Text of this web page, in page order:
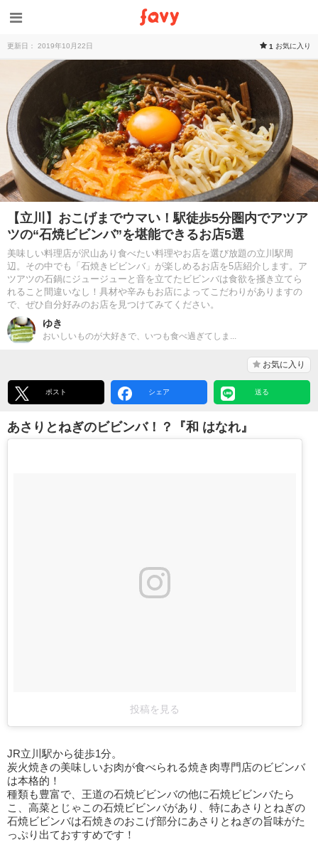
更新日： 2019年10月22日 1 お気に入り
【立川】おこげまでウマい！駅徒歩5分圏内でアツア
ツの“石焼ビビンバ”を堪能できるお店5選
美味しい料理店が沢山あり食べたい料理やお店を選び放題の立川駅周
辺。その中でも「石焼きビビンバ」が楽しめるお店を5店紹介します。ア
ツアツの石鍋にジュージューと音を立てたビビンバは食欲を掻き立てら
れること間違いなし！具材や辛みもお店によってこだわりがありますの
で、ぜひ自分好みのお店を見つけてみてください。
ゆき
おいしいものが大好きで、いつも食べ過ぎてしま...
お気に入り
ポスト シェア 送る
あさりとねぎのビビンバ！？『和 はなれ』
投稿を見る
JR立川駅から徒歩1分。
炭火焼きの美味しいお肉が食べられる焼き肉専門店のビビンバ
は本格的！
種類も豊富で、王道の石焼ビビンバの他に石焼ビビンバたら
こ、高菜とじゃこの石焼ビビンバがあり、特にあさりとねぎの
石焼ビビンバは石焼きのおこげ部分にあさりとねぎの旨味がた
っぷり出ておすすめです！